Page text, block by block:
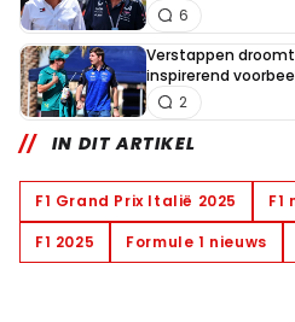
6
Verstappen
inspirerend
2
IN DIT ARTIKEL
F1 Grand Prix Italië 2025 F1
F1 2025
Formule 1 nieuws